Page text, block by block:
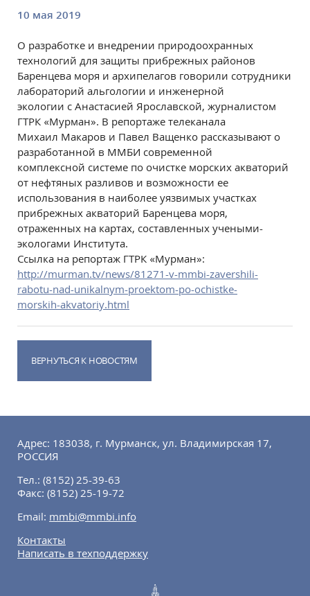
10 мая 2019
О разработке и внедрении природоохранных
технологий для защиты прибрежных районов
Баренцева моря и архипелагов говорили сотрудники
лабораторий альгологии и инженерной
экологии с Анастасией Ярославской, журналистом
ГТРК «Мурман». В репортаже телеканала
Михаил Макаров и Павел Ващенко рассказывают о
разработанной в ММБИ современной
комплексной системе по очистке морских акваторий
от нефтяных разливов и возможности ее
использования в наиболее уязвимых участках
прибрежных акваторий Баренцева моря,
отраженных на картах, составленных учеными-
экологами Института.
Ссылка на репортаж ГТРК «Мурман»:
http://murman.tv/news/81271-v-mmbi-zavershili-
rabotu-nad-unikalnym-proektom-po-ochistke-
morskih-akvatoriy.html
ВЕРНУТЬСЯ К НОВОСТЯМ
Адрес: 183038, г. Мурманск, ул. Владимирская 17,
РОССИЯ
Тел.: (8152) 25-39-63
Факс: (8152) 25-19-72
Email: mmbi@mmbi.info
Контакты
Написать в техподдержку